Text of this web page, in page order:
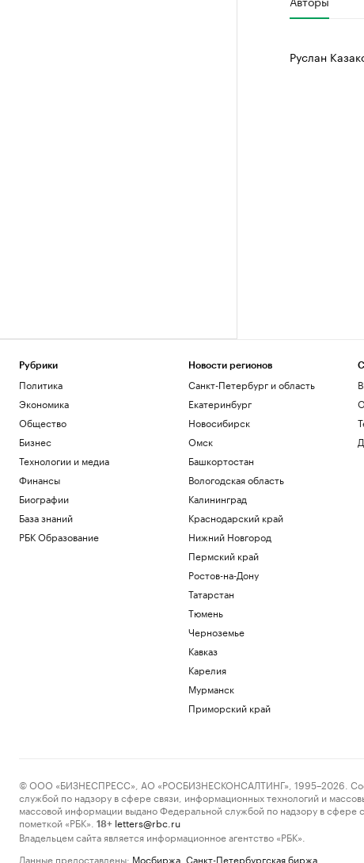
Руслан
Рубрики
Политика
Экономика
Общество
Бизнес
Технологии и медиа
Финансы
Биографии
База знаний
РБК Образование
Новости регионов
Санкт-Петербург и область
Екатеринбург
Новосибирск
Омск
Башкортостан
Вологодская область
Калининград
Краснодарский край
Нижний Новгород
Пермский край
Ростов-на-Дону
Татарстан
Тюмень
Черноземье
Кавказ
Карелия
Мурманск
Приморский край
© ООО «БИЗНЕСПРЕСС», АО «РОСБИЗНЕСКОНСАЛТИНГ», 1995–2026.
службой по надзору в сфере связи, информационных технологий и
массовой информации выдано Федеральной службой по надзору в
пометкой «РБК».
18+ letters@rbc.ru
Владельцем сайта является информационное агентство «РБК».
Данные предоставлены: Мосбиржа Санкт-Петербургская биржа